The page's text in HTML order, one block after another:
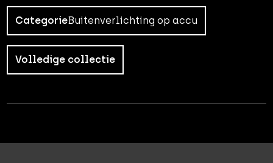
CategorieBuitenverlichting op accu
Volledige collectie